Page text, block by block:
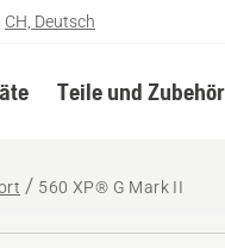
CH, Deutsch
Teile und Zubehör
560 XP® G Mark II